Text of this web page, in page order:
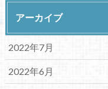
アーカイブ
2022年7月
2022年6月